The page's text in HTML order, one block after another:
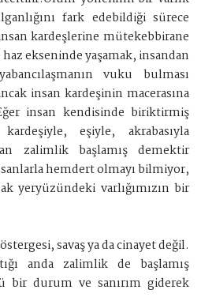
fark edebildiği sürece
kardeşlerine mütekebbirane
haz ekseninde yaşamak, insandan
vuku bulması
insan kardeşinin macerasına
insan kendisinde biriktirmiş
eşiyle, akrabasıyla
zalimlik başlamış demektir
hemdert olmayı bilmiyor,
yeryüzündeki varlığımızın bir
savaş ya da cinayet değil.
anda zalimlik de başlamış
bir durum ve sanırım giderek